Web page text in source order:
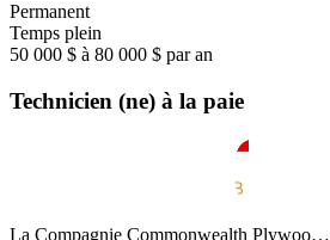
Permanent
Temps plein
50 000 $ à 80 000 $ par an
Technicien (ne) à la paie
La Compagnie Commonwealth Plywoo…